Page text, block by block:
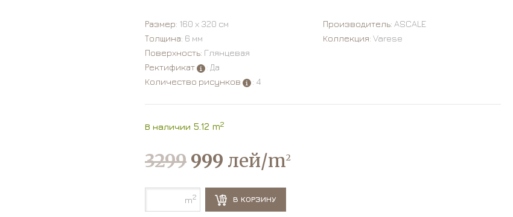
В наличии 5.12 m2
3299 999 лей/m2
m2 В КОРЗИНУ
Размер: 160 х 320 см
Толщина: 6 мм
Поверхность: Глянцевая
Ректификат
: Да
Количество рисунков
: 4
Производитель: ASCALE
Коллекция: Varese